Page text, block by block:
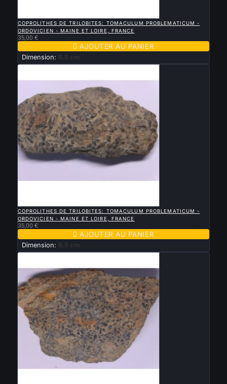
COPROLITHES DE TRILOBITES: TOMACULUM PROBLEMATICUM -
ORDOVICIEN - MAINE ET LOIRE, FRANCE
35,00 €
 AJOUTER AU PANIER
Dimension: 6.5 cm
COPROLITHES DE TRILOBITES: TOMACULUM PROBLEMATICUM -
ORDOVICIEN - MAINE ET LOIRE, FRANCE
35,00 €
 AJOUTER AU PANIER
Dimension: 6.5 cm